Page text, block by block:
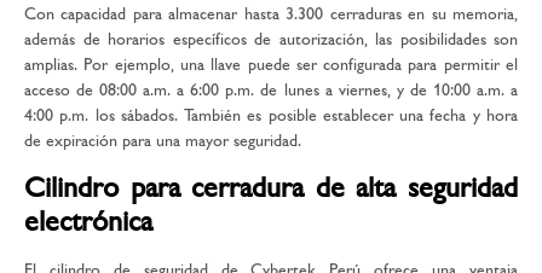
Con capacidad para almacenar hasta 3.300 cerraduras en su memoria,
además de horarios específicos de autorización, las posibilidades son
amplias. Por ejemplo, una llave puede ser configurada para permitir el
acceso de 08:00 a.m. a 6:00 p.m. de lunes a viernes, y de 10:00 a.m. a
4:00 p.m. los sábados. También es posible establecer una fecha y hora
de expiración para una mayor seguridad.
Cilindro para cerradura de alta seguridad
electrónica